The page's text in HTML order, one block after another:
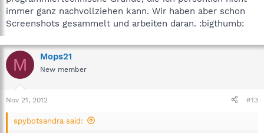
immer ganz nachvollziehen kann. Wir haben aber schon
Screenshots gesammelt und arbeiten daran. :bigthumb:
M Mops21
New member
Nov 21, 2012 #13
spybotsandra said: